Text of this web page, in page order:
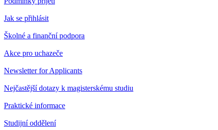
Jak se přihlásit
Školné a finanční podpora
Akce pro uchazeče
Newsletter for Applicants
Nejčastější dotazy k magisterskému studiu
Praktické informace
Studijní oddělení